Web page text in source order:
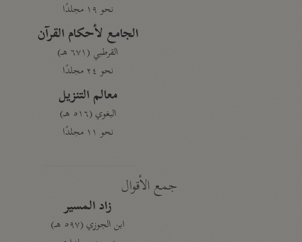
نحو ١٩ مجلدًا
الجامع لأحكام القرآن
القرطبي (٦٧١ هـ)
نحو ٢٤ مجلدًا
معالم التنزيل
البغوي (٥١٦ هـ)
نحو ١١ مجلدًا
جمع الأقوال
زاد المسير
ابن الجوزي (٥٩٧ هـ)